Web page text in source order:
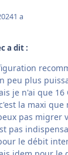
1 a
a dit :
peu plus
je n'ai que 16
la maxi que
pas migrer
pas
le débit